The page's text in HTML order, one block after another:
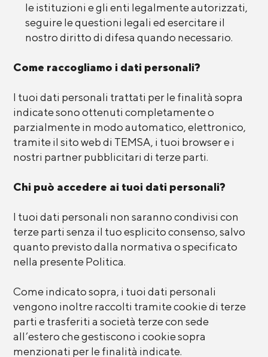
le istituzioni e gli enti legalmente autorizzati,
seguire le questioni legali ed esercitare il
nostro diritto di difesa quando necessario.
Come raccogliamo i dati personali?
I tuoi dati personali trattati per le finalità sopra
indicate sono ottenuti completamente o
parzialmente in modo automatico, elettronico,
tramite il sito web di TEMSA, i tuoi browser e i
nostri partner pubblicitari di terze parti.
Chi può accedere ai tuoi dati personali?
I tuoi dati personali non saranno condivisi con
terze parti senza il tuo esplicito consenso, salvo
quanto previsto dalla normativa o specificato
nella presente Politica.
Come indicato sopra, i tuoi dati personali
vengono inoltre raccolti tramite cookie di terze
parti e trasferiti a società terze con sede
all’estero che gestiscono i cookie sopra
menzionati per le finalità indicate.